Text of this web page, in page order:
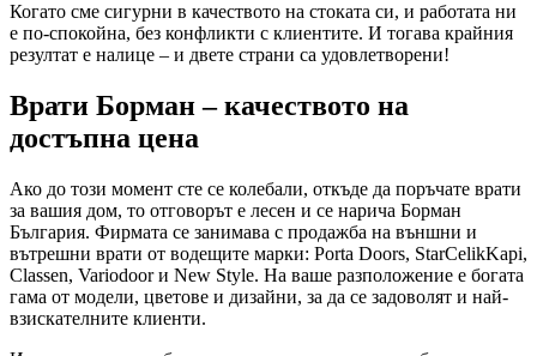
Когато сме сигурни в качеството на стоката си, и работата ни
е по-спокойна, без конфликти с клиентите. И тогава крайния
резултат е налице – и двете страни са удовлетворени!
Врати Борман – качеството на
достъпна цена
Ако до този момент сте се колебали, откъде да поръчате врати
за вашия дом, то отговорът е лесен и се нарича Борман
България. Фирмата се занимава с продажба на външни и
вътрешни врати от водещите марки: Porta Doors, StarCelikKapi,
Classen, Variodoor и New Style. На ваше разположение е богата
гама от модели, цветове и дизайни, за да се задоволят и най-
взискателните клиенти.